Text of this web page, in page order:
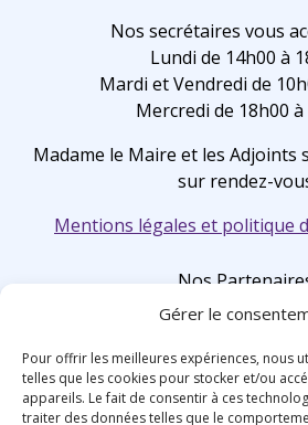
Gérer le
Pour offrir les meilleures expériences, nous
telles que les cookies pour stocker et/ou
appareils. Le fait de consentir à ces
traiter des données telles que le
Nos secrétaires vous
Lundi de 14h00 à
Mardi et Vendredi de
Mercredi de 18h00 à
Madame le Maire et les Adjoints
sur rendez-
Mentions légales et politique
Nos